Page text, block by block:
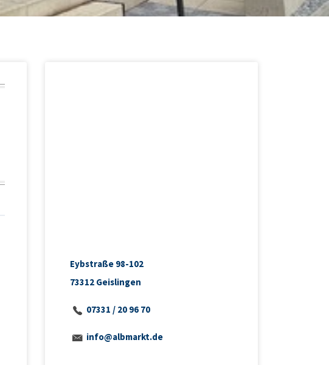
Eybstraße 98-102
73312 Geislingen
07331 / 20 96 70
info@albmarkt.de